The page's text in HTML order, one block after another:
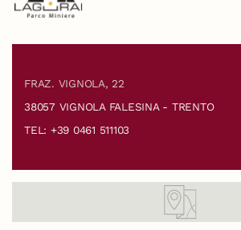
FRAZ. VIGNOLA, 22
38057 VIGNOLA FALESINA - TRENTO
TEL: +39 0461 511103